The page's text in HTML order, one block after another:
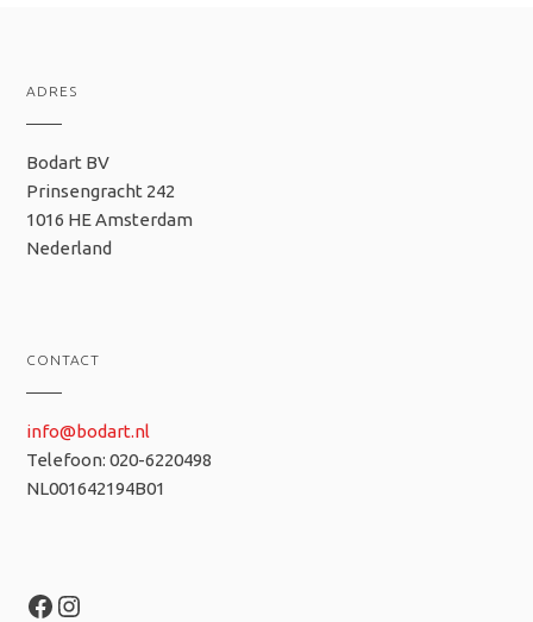
ADRES
Bodart BV
Prinsengracht 242
1016 HE Amsterdam
Nederland
CONTACT
info@bodart.nl
Telefoon: 020-6220498
NL001642194B01
Facebook
Instagram